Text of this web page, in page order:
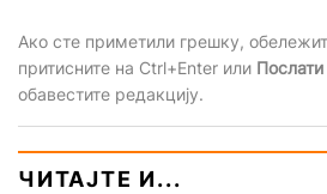
Ако сте приметили грешку,
притисните на Ctrl+Enter или
обавестите редакцију.
ЧИТАЈТЕ И...